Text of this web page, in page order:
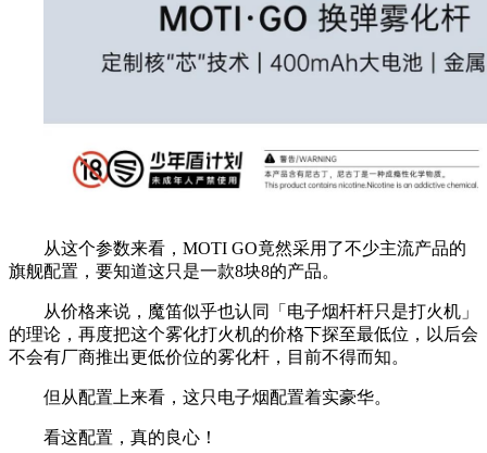
从这个参数来看，MOTI GO竟然采用了不少主流产品的
旗舰配置，要知道这只是一款8块8的产品。
从价格来说，魔笛似乎也认同「电子烟杆杆只是打火机」
的理论，再度把这个雾化打火机的价格下探至最低位，以后会
不会有厂商推出更低价位的雾化杆，目前不得而知。
但从配置上来看，这只电子烟配置着实豪华。
看这配置，真的良心！